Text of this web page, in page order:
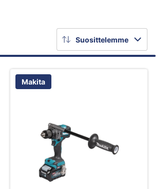
Suosittelemme
Makita